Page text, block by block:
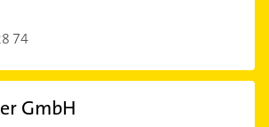
74
GmbH